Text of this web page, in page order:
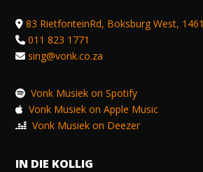
83 RietfonteinRd, Boksburg West, 1461
011 823 1771
sing@vonk.co.za
Vonk Musiek on Spotify
Vonk Musiek on Apple Music
Vonk Musiek on Deezer
IN DIE KOLLIG